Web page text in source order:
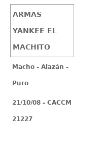
ARMAS
YANKEE EL
MACHITO
Macho - Alazán -
Puro
21/10/08 - CACCM
21227